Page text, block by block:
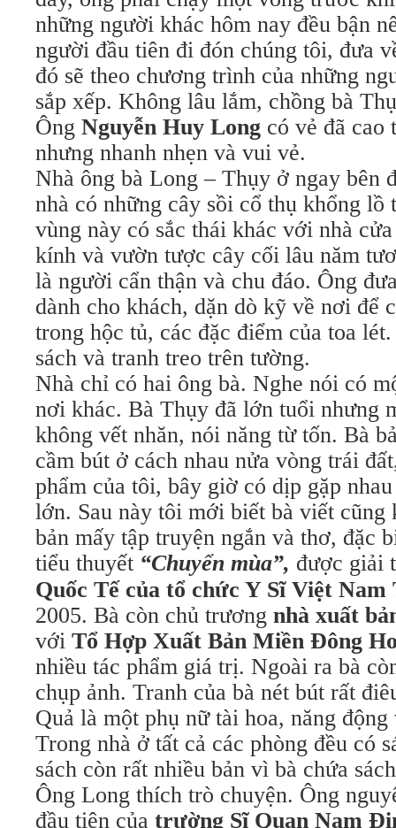
những người khác hôm nay đều bận
người đầu tiên đi đón chúng tôi, đưa
đó sẽ theo chương trình của những
sắp xếp. Không lâu lắm, chồng bà
Ông Nguyễn Huy Long có vẻ đã cao
nhưng nhanh nhẹn và vui vẻ.
Nhà ông bà Long – Thụy ở ngay bên
nhà có những cây sồi cổ thụ khổng lồ
vùng này có sắc thái khác với nhà
kính và vườn tược cây cối lâu năm
là người cẩn thận và chu đáo. Ông
dành cho khách, dặn dò kỹ về nơi để
trong hộc tủ, các đặc điểm của toa
sách và tranh treo trên tường.
Nhà chỉ có hai ông bà. Nghe nói có
nơi khác. Bà Thụy đã lớn tuổi nhưng
không vết nhăn, nói năng từ tốn. Bà
cầm bút ở cách nhau nửa vòng trái
phẩm của tôi, bây giờ có dịp gặp
lớn. Sau này tôi mới biết bà viết cũng
bản mấy tập truyện ngắn và thơ, đặc
tiểu thuyết “Chuyển mùa”, được giải
Quốc Tế của tổ chức Y Sĩ Việt
2005. Bà còn chủ trương nhà xuất
với Tổ Hợp Xuất Bản Miền Đông
nhiều tác phẩm giá trị. Ngoài ra bà
chụp ảnh. Tranh của bà nét bút rất
Quả là một phụ nữ tài hoa, năng
Trong nhà ở tất cả các phòng đều có
sách còn rất nhiều bản vì bà chứa
Ông Long thích trò chuyện. Ông
đầu tiên của trường Sĩ Quan Nam